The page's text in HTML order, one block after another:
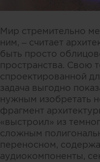
Мир стремительно
ним, – считает
быть просто
пространства. Свою
спроектированной
задача выгодно
нужным изобретать
фрагмент
«выстроил» из
сложным
переносном,
аудиокомпоненты,